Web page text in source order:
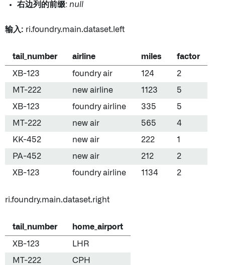
右边列的前缀: null
输入: ri.foundry.main.dataset.left
tail_number airline miles factor
XB-123 foundry air 124 2
MT-222 new airline 1123 5
XB-123 foundry airline 335 5
MT-222 new air 565 4
KK-452 new air 222 1
PA-452 new air 212 2
XB-123 foundry airline 1134 2
ri.foundry.main.dataset.right
tail_number home_airport
XB-123 LHR
MT-222 CPH